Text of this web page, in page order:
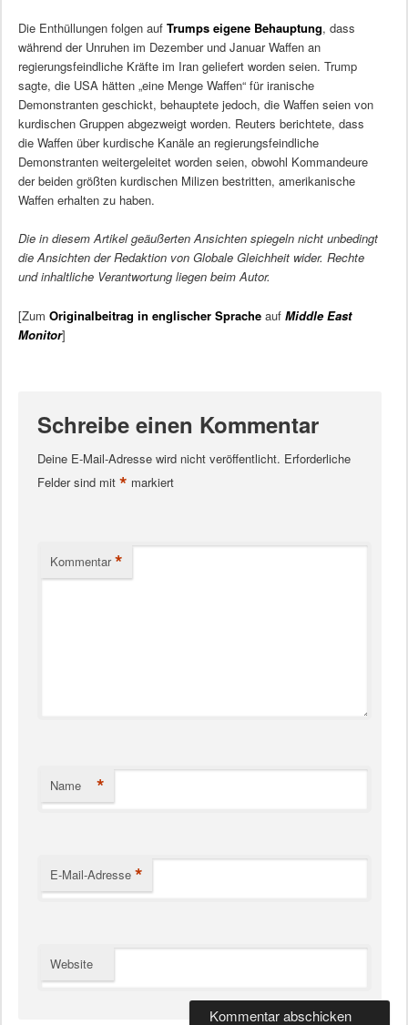
Die Enthüllungen folgen auf Trumps eigene Behauptung, dass
während der Unruhen im Dezember und Januar Waffen an
regierungsfeindliche Kräfte im Iran geliefert worden seien. Trump
sagte, die USA hätten „eine Menge Waffen“ für iranische
Demonstranten geschickt, behauptete jedoch, die Waffen seien von
kurdischen Gruppen abgezweigt worden. Reuters berichtete, dass
die Waffen über kurdische Kanäle an regierungsfeindliche
Demonstranten weitergeleitet worden seien, obwohl Kommandeure
der beiden größten kurdischen Milizen bestritten, amerikanische
Waffen erhalten zu haben.
Die in diesem Artikel geäußerten Ansichten spiegeln nicht unbedingt
die Ansichten der Redaktion von Globale Gleichheit wider. Rechte
und inhaltliche Verantwortung liegen beim Autor.
[Zum Originalbeitrag in englischer Spracheauf Middle East
Monitor]
Schreibe einen Kommentar
Deine E-Mail-Adresse wird nicht veröffentlicht. Erforderliche
Felder sind mit * markiert
Kommentar *
Name *
E-Mail-Adresse *
Website